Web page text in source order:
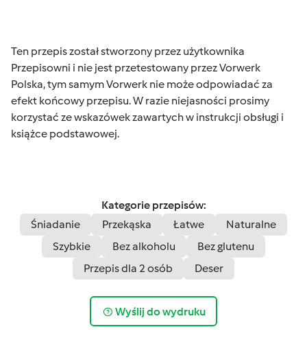
Ten przepis został stworzony przez użytkownika
Przepisowni i nie jest przetestowany przez Vorwerk
Polska, tym samym Vorwerk nie może odpowiadać za
efekt końcowy przepisu. W razie niejasności prosimy
korzystać ze wskazówek zawartych w instrukcji obsługi i
książce podstawowej.
Kategorie przepisów:
Śniadanie
Przekąska Łatwe
Naturalne
Szybkie
Bez alkoholu
Bez glutenu
Przepis dla 2 osób
Deser
Wyślij do wydruku